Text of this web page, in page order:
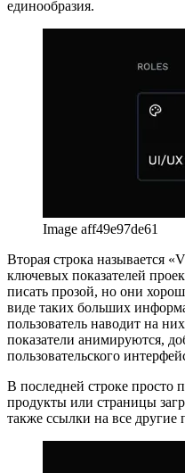
Первая строка дает четкий
в этом проекте, теперь,
используются повторно для
Image aff49e97de61
Вторая строка называется
ключевых показателей
писать прозой, но они
виде таких больших
пользователь наводит на
показатели анимируются,
пользовательского